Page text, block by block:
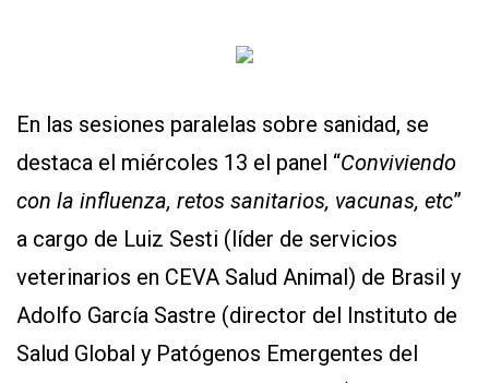
En las sesiones paralelas sobre sanidad, se
destaca el miércoles 13 el panel “Conviviendo
con la influenza, retos sanitarios, vacunas, etc”
a cargo de Luiz Sesti (líder de servicios
veterinarios en CEVA Salud Animal) de Brasil y
Adolfo García Sastre (director del Instituto de
Salud Global y Patógenos Emergentes del